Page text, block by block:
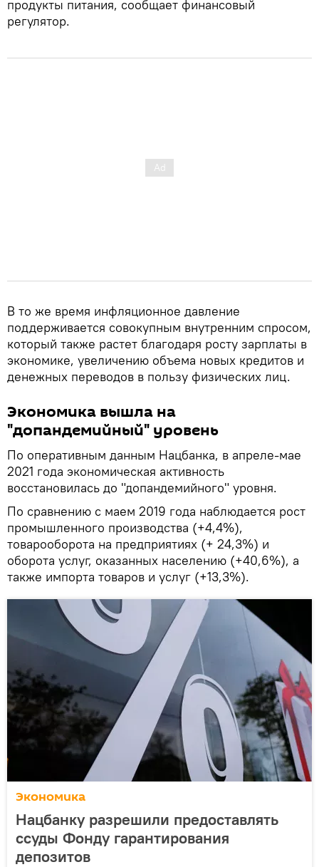
продукты питания, сообщает финансовый
регулятор.
В то же время инфляционное давление
поддерживается совокупным внутренним спросом,
который также растет благодаря росту зарплаты в
экономике, увеличению объема новых кредитов и
денежных переводов в пользу физических лиц.
Экономика вышла на
"допандемийный" уровень
По оперативным данным Нацбанка, ️в апреле-мае
2021 года экономическая активность
восстановилась до "допандемийного" уровня.
По сравнению с маем 2019 года наблюдается рост
промышленного производства (+4,4%),
товарооборота на предприятиях (+ 24,3%) и
оборота услуг, оказанных населению (+40,6%), а
также импорта товаров и услуг (+13,3%).
Экономика
Нацбанку разрешили предоставлять
ссуды Фонду гарантирования
депозитов